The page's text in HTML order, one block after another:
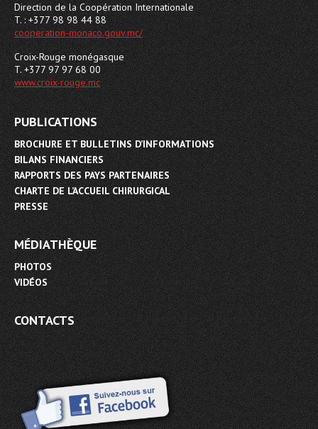
Direction de la Coopération Internationale
T. : +377 98 98 44 88
cooperation-monaco.gouv.mc/
Croix-Rouge monégasque
T. +377 97 97 68 00
www.croix-rouge.mc
PUBLICATIONS
BROCHURE ET BULLETINS D’INFORMATIONS
BILANS FINANCIERS
RAPPORTS DES PAYS PARTENAIRES
CHARTE DE L’ACCUEIL CHIRURGICAL
PRESSE
MÉDIATHÈQUE
PHOTOS
VIDÉOS
CONTACTS